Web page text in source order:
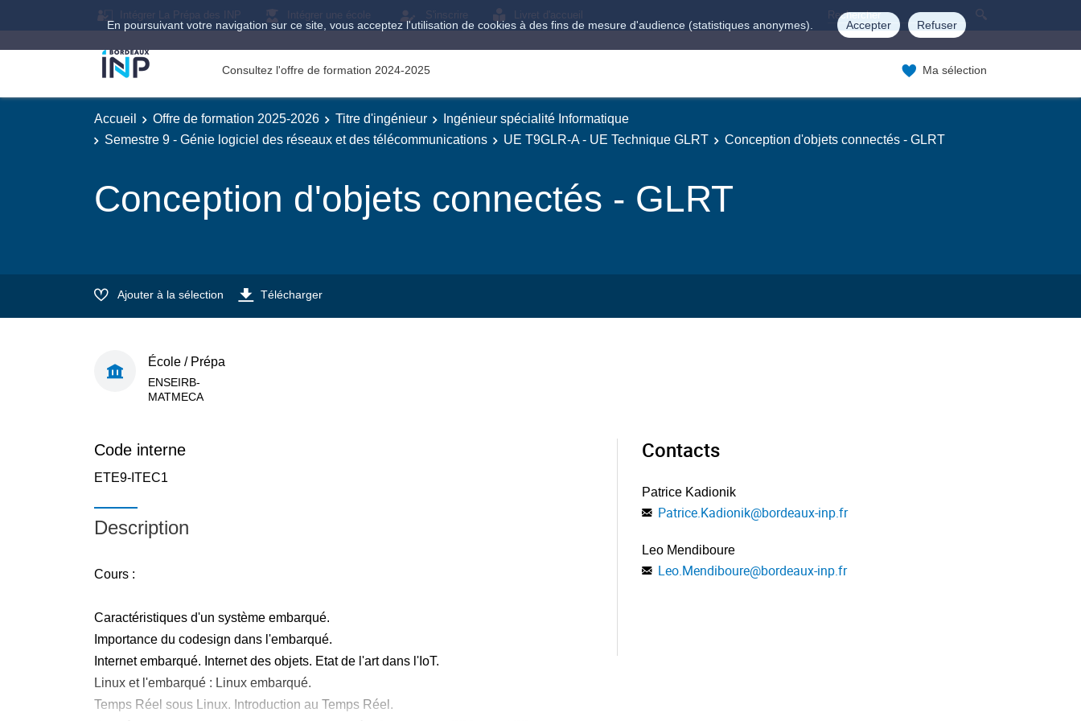
En poursuivant votre navigation sur ce site, vous acceptez l'utilisation de cookies à des fins de mesure d'audience (statistiques anonymes). Accepter Refuser
Intégrer La Prépa des INP Intégrer une école S'inscrire Livret d'accueil
Consultez l'offre de formation 2024-2025 Ma sélection
Accueil Offre de formation 2025-2026 Titre d'ingénieur
Ingénieur spécialité Informatique
Semestre 9 - Génie logiciel des réseaux et des télécommunications
UE T9GLR-A - UE Technique GLRT Conception d'objets connectés - GLRT
Conception d'objets connectés - GLRT
Ajouter à la sélection Télécharger
École / Prépa
ENSEIRB-
MATMECA
Code interne
ETE9-ITEC1
Description
Cours :
Caractéristiques d'un système embarqué.
Importance du codesign dans l'embarqué.
Internet embarqué. Internet des objets. Etat de l'art dans l'IoT.
Linux et l'embarqué : Linux embarqué.
Temps Réel sous Linux. Introduction au Temps Réel.
Contacts
Patrice Kadionik
Patrice.Kadionik@bordeaux-inp.fr
Leo Mendiboure
Leo.Mendiboure@bordeaux-inp.fr